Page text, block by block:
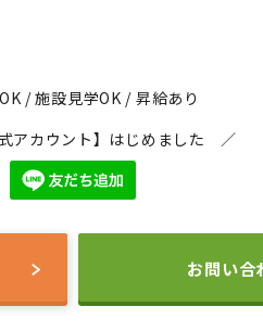
/ 施設見学OK / 昇給あり
アカウント】はじめました ／
お問い合